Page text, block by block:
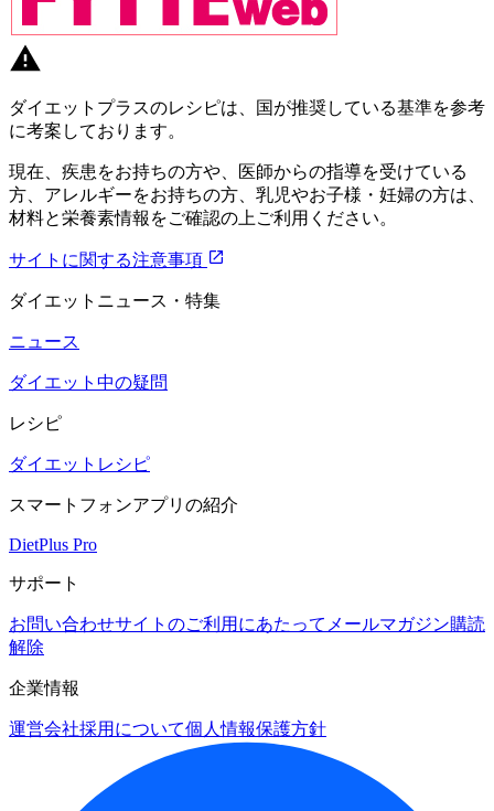
ダイエットプラスのレシピは、国が推奨している基準を参考
に考案しております。
現在、疾患をお持ちの方や、医師からの指導を受けている
方、アレルギーをお持ちの方、乳児やお子様・妊婦の方は、
材料と栄養素情報をご確認の上ご利用ください。
サイトに関する注意事項
ダイエットニュース・特集
ニュース
ダイエット中の疑問
レシピ
ダイエットレシピ
スマートフォンアプリの紹介
DietPlus Pro
サポート
お問い合わせサイトのご利用にあたって メールマガジン購読
解除
企業情報
運営会社採用について個人情報保護方針